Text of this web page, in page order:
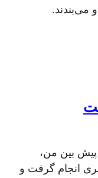
می‌بندند.
گویی با نگفتن
خودداری
بین من،
انجام گرفت و